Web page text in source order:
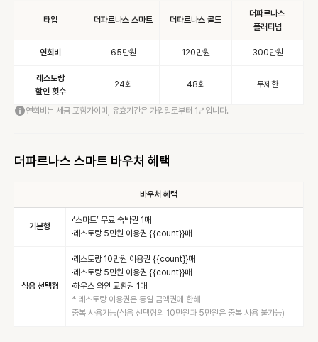
타입 더파르나스 스마트 더파르나스 골드
더파르나스
플래티넘
연회비 65만원 120만원 300만원
레스토랑
할인 횟수
24회 48회 무제한
연회비는 세금 포함가이며, 유효기간은 가입일로부터 1년입니다.
더파르나스 스마트 바우처 혜택
바우처 혜택
기본형
‘스마트’ 무료 숙박권 1매
레스토랑 5만원 이용권 {{count}}매
식음 선택형
레스토랑 10만원 이용권 {{count}}매
레스토랑 5만원 이용권 {{count}}매
하우스 와인 교환권 1매
* 레스토랑 이용권은 동일 금액권에 한해
중복 사용가능(식음 선택형의 10만원과 5만원은 중복 사용 불가능)